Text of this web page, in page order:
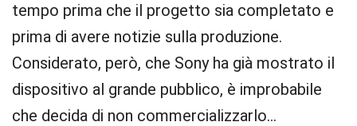
tempo prima che il progetto sia completato e
prima di avere notizie sulla produzione.
Considerato, però, che Sony ha già mostrato il
dispositivo al grande pubblico, è improbabile
che decida di non commercializzarlo…